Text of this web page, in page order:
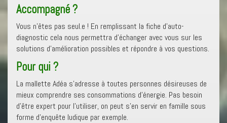
Accompagné ?
Vous n’êtes pas seul.e ! En remplissant la fiche d’auto-
diagnostic cela nous permettra d’échanger avec vous sur les
solutions d’amélioration possibles et répondre à vos questions.
Pour qui ?
La mallette Adéa s’adresse à toutes personnes désireuses de
mieux comprendre ses consommations d’énergie. Pas besoin
d’être expert pour l’utiliser, on peut s’en servir en famille sous
forme d’enquête ludique par exemple.